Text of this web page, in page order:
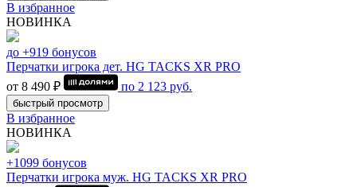
В избранное
НОВИНКА
до +919 бонусов
Перчатки игрока дет. HG TACKS XR PRO
от 8 490 ₽
по 2 123 руб.
быстрый просмотр
В избранное
НОВИНКА
+1099 бонусов
Перчатки игрока муж. HG TACKS XR PRO